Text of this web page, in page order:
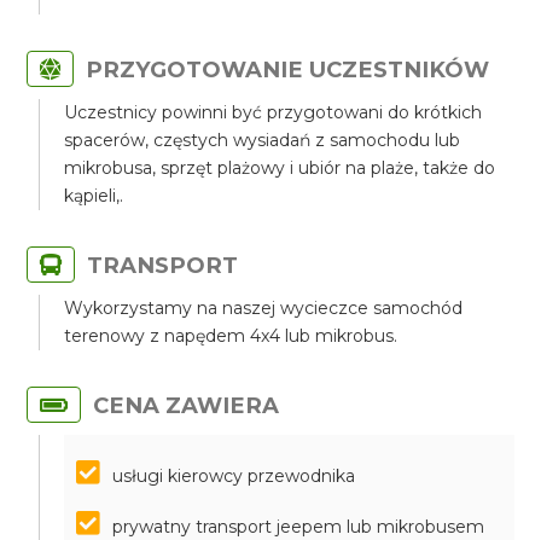
PRZYGOTOWANIE UCZESTNIKÓW
Uczestnicy powinni być przygotowani do krótkich
spacerów, częstych wysiadań z samochodu lub
mikrobusa, sprzęt plażowy i ubiór na plaże, także do
kąpieli,.
TRANSPORT
Wykorzystamy na naszej wycieczce samochód
terenowy z napędem 4x4 lub mikrobus.
CENA ZAWIERA
usługi kierowcy przewodnika
prywatny transport jeepem lub mikrobusem